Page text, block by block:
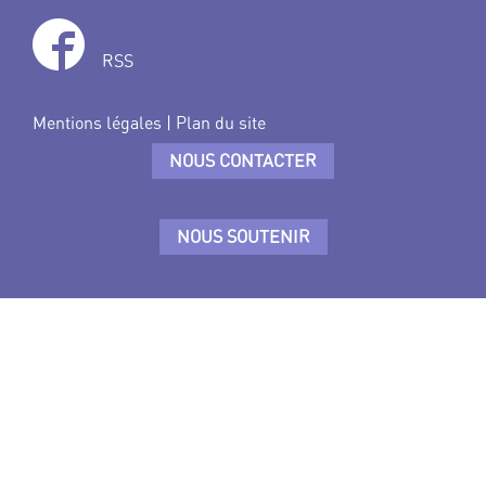
RSS
Mentions légales | Plan du site
NOUS CONTACTER
NOUS SOUTENIR